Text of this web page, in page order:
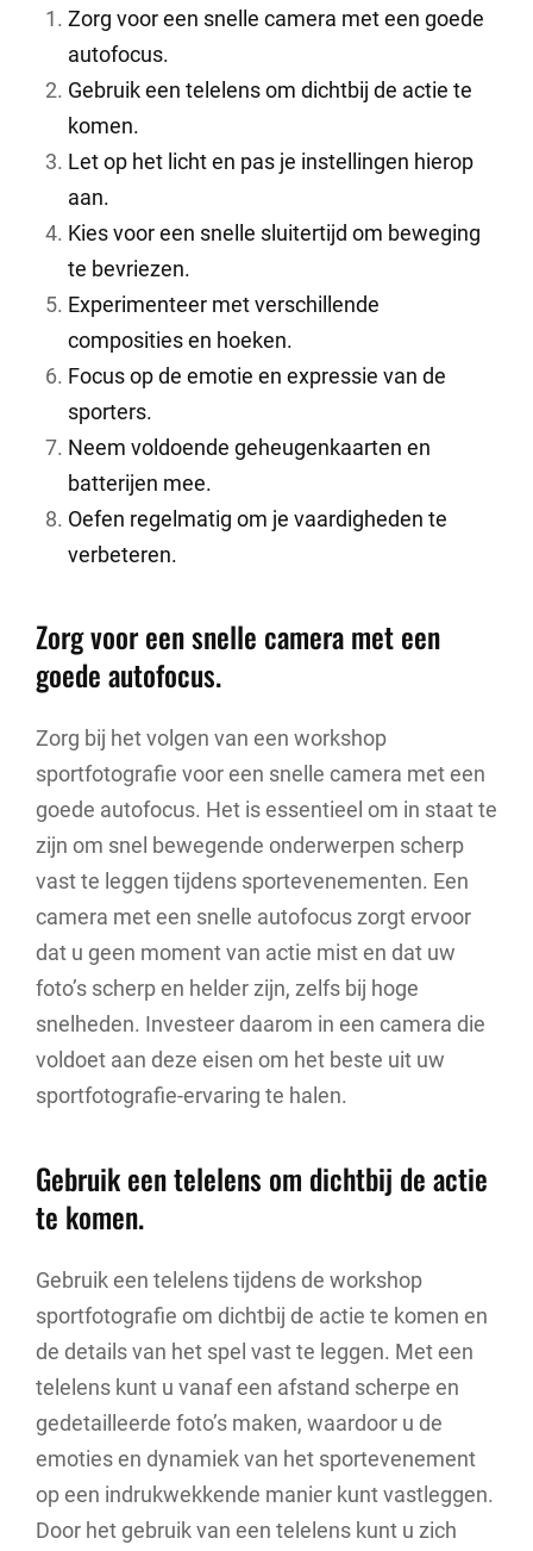
Zorg voor een snelle camera met een goede
autofocus.
Gebruik een telelens om dichtbij de actie te
komen.
Let op het licht en pas je instellingen hierop
aan.
Kies voor een snelle sluitertijd om beweging
te bevriezen.
Experimenteer met verschillende
composities en hoeken.
Focus op de emotie en expressie van de
sporters.
Neem voldoende geheugenkaarten en
batterijen mee.
Oefen regelmatig om je vaardigheden te
verbeteren.
Zorg voor een snelle camera met een
goede autofocus.
Zorg bij het volgen van een workshop
sportfotografie voor een snelle camera met een
goede autofocus. Het is essentieel om in staat te
zijn om snel bewegende onderwerpen scherp
vast te leggen tijdens sportevenementen. Een
camera met een snelle autofocus zorgt ervoor
dat u geen moment van actie mist en dat uw
foto’s scherp en helder zijn, zelfs bij hoge
snelheden. Investeer daarom in een camera die
voldoet aan deze eisen om het beste uit uw
sportfotografie-ervaring te halen.
Gebruik een telelens om dichtbij de actie
te komen.
Gebruik een telelens tijdens de workshop
sportfotografie om dichtbij de actie te komen en
de details van het spel vast te leggen. Met een
telelens kunt u vanaf een afstand scherpe en
gedetailleerde foto’s maken, waardoor u de
emoties en dynamiek van het sportevenement
op een indrukwekkende manier kunt vastleggen.
Door het gebruik van een telelens kunt u zich